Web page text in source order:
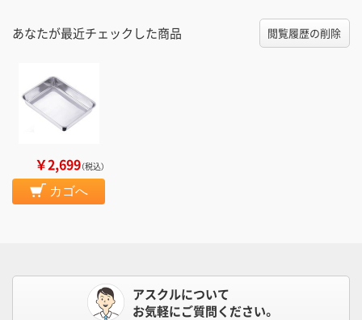
あなたが最近チェックした商品 閲覧履歴の削除
￥2,699（税込）
カゴへ
アスクルについて
お気軽にご質問ください。